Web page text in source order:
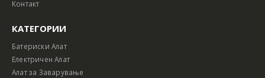
Контакт
КАТЕГОРИИ
Батериски Алат
Електричен Алат
Алат за Заварување